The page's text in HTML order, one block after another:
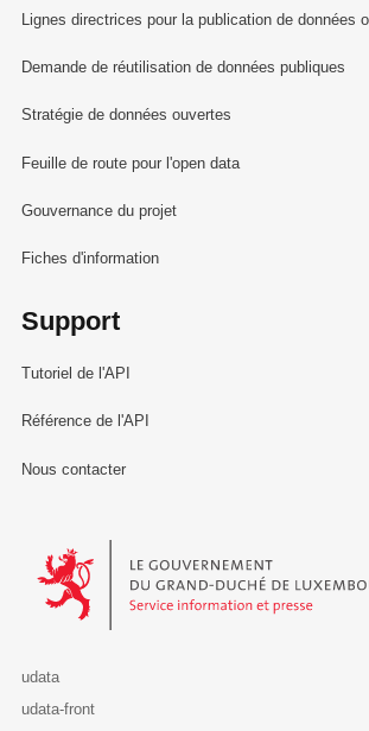
Lignes directrices pour la publication de données
Demande de réutilisation de données publiques
Stratégie de données ouvertes
Feuille de route pour l'open data
Gouvernance du projet
Fiches d'information
Support
Tutoriel de l'API
Référence de l'API
Nous contacter
Le Gouvernement du Grand-Duché de
udata
udata-front